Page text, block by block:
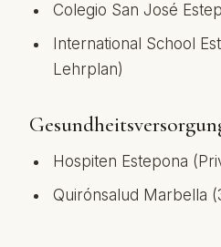
Colegio San José
International School
Lehrplan)
Hospiten Estepona
Quirónsalud Marbella